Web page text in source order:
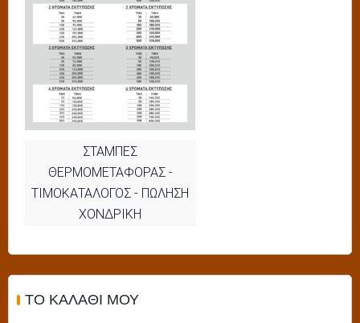
ΣΤΑΜΠΕΣ
ΘΕΡΜΟΜΕΤΑΦΟΡΑΣ -
ΤΙΜΟΚΑΤΑΛΟΓΟΣ - ΠΩΛΗΣΗ
ΧΟΝΔΡΙΚΗ
ΤΟ ΚΑΛΆΘΙ ΜΟΥ